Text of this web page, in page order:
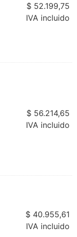
$ 52.199,75
IVA incluido
$ 56.214,65
IVA incluido
$ 40.955,61
IVA incluido